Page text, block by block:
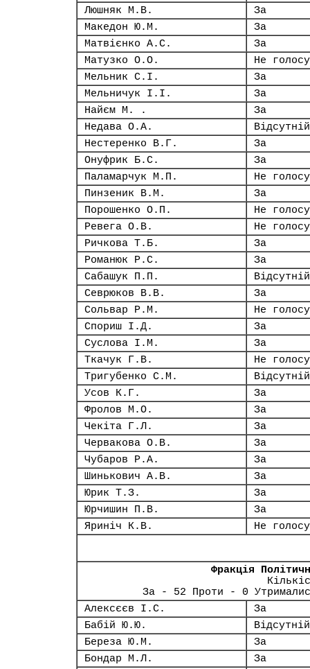
Люшняк М.В.
За
Македон Ю.М.
За
Матвієнко А.С.
За
Матузко О.О.
Не
Мельник С.І.
За
Мельничук І.І.
За
Найєм М. .
За
Недава О.А.
Відсутній
Нестеренко В.Г.
За
Онуфрик Б.С.
За
Паламарчук М.П.
Не
Пинзеник В.М.
За
Порошенко О.П.
Не
Ревега О.В.
Не
Ричкова Т.Б.
За
Романюк Р.С.
За
Сабашук П.П.
Відсутній
Севрюков В.В.
За
Сольвар Р.М.
Не
Спориш І.Д.
За
Суслова І.М.
За
Ткачук Г.В.
Не
Тригубенко С.М.
Відсутній
Усов К.Г.
За
Фролов М.О.
За
Чекіта Г.Л.
За
Червакова О.В.
За
Чубаров Р.А.
За
Шинькович А.В.
За
Юрик Т.З.
За
Юрчишин П.В.
За
Яриніч К.В.
Не
Фракція
За - 52 Проти - 0
Алексєєв І.С.
За
Бабій Ю.Ю.
Відсутній
Береза Ю.М.
За
Бондар М.Л.
За